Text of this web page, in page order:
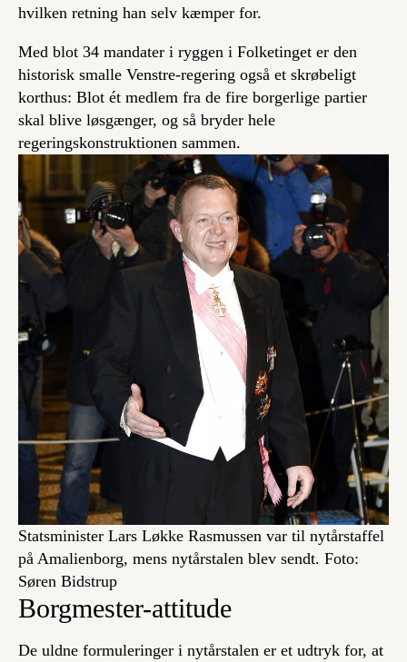
hvilken retning han selv kæmper for.
Med blot 34 mandater i ryggen i Folketinget er den
historisk smalle Venstre-regering også et skrøbeligt
korthus: Blot ét medlem fra de fire borgerlige partier
skal blive løsgænger, og så bryder hele
regeringskonstruktionen sammen.
Statsminister Lars Løkke Rasmussen var til nytårstaffel
på Amalienborg, mens nytårstalen blev sendt. Foto:
Søren Bidstrup
Borgmester-attitude
De uldne formuleringer i nytårstalen er et udtryk for, at